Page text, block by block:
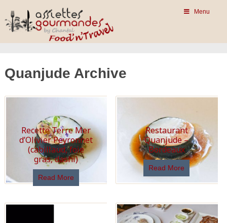
Menu
Quanjude Archive
Recette Terre Mer
d’Olivier Peyronnet
(cabillaud, foie
gras, dashi)
Read More
Restaurant
Quanjude –
Bordeaux
Read More